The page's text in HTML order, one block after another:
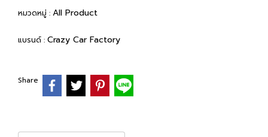
หมวดหมู่ : All Product
แบรนด์ : Crazy Car Factory
Share